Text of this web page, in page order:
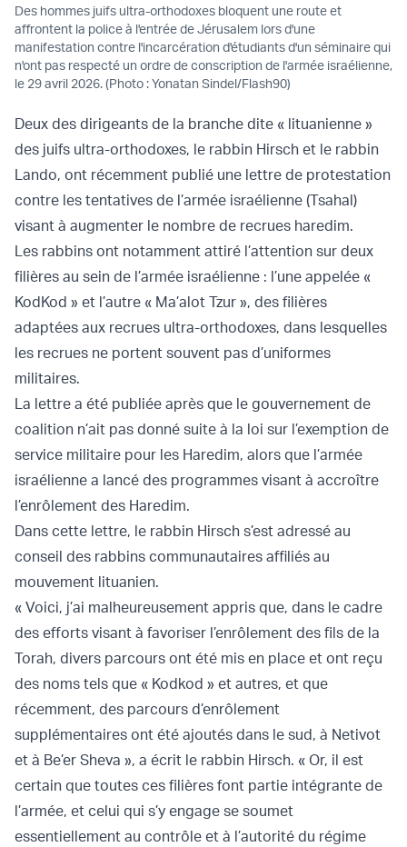
Des hommes juifs ultra-orthodoxes bloquent une route et
affrontent la police à l'entrée de Jérusalem lors d'une
manifestation contre l'incarcération d'étudiants d'un séminaire qui
n'ont pas respecté un ordre de conscription de l'armée israélienne,
le 29 avril 2026. (Photo : Yonatan Sindel/Flash90)
Deux des dirigeants de la branche dite « lituanienne »
des juifs ultra-orthodoxes, le rabbin Hirsch et le rabbin
Lando, ont récemment publié une lettre de protestation
contre les tentatives de l’armée israélienne (Tsahal)
visant à augmenter le nombre de recrues haredim.
Les rabbins ont notamment attiré l’attention sur deux
filières au sein de l’armée israélienne : l’une appelée «
KodKod » et l’autre « Ma’alot Tzur », des filières
adaptées aux recrues ultra-orthodoxes, dans lesquelles
les recrues ne portent souvent pas d’uniformes
militaires.
La lettre a été publiée après que le gouvernement de
coalition n’ait pas donné suite à la loi sur l’exemption de
service militaire pour les Haredim, alors que l’armée
israélienne a lancé des programmes visant à accroître
l’enrôlement des Haredim.
Dans cette lettre, le rabbin Hirsch s’est adressé au
conseil des rabbins communautaires affiliés au
mouvement lituanien.
« Voici, j’ai malheureusement appris que, dans le cadre
des efforts visant à favoriser l’enrôlement des fils de la
Torah, divers parcours ont été mis en place et ont reçu
des noms tels que « Kodkod » et autres, et que
récemment, des parcours d’enrôlement
supplémentaires ont été ajoutés dans le sud, à Netivot
et à Be’er Sheva », a écrit le rabbin Hirsch. « Or, il est
certain que toutes ces filières font partie intégrante de
l’armée, et celui qui s’y engage se soumet
essentiellement au contrôle et à l’autorité du régime